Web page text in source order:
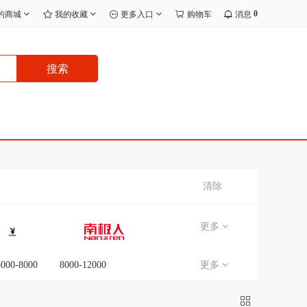
商城 我的收藏 更多入口 购物车 消息 0
搜索
清除
更多
8000 8000-12000 更多